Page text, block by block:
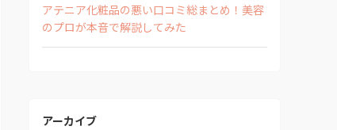
アテニア化粧品の悪い口コミ総まとめ！美容
のプロが本音で解説してみた
アーカイブ